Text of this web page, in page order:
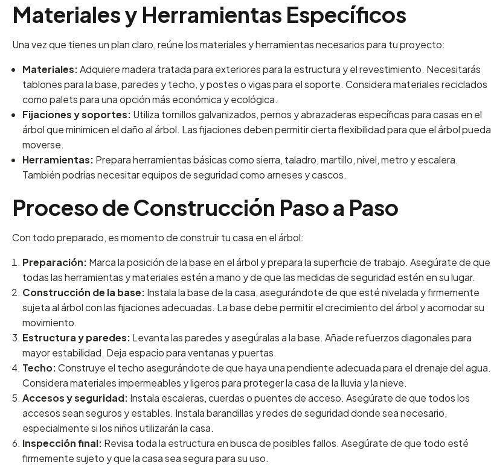
Materiales y Herramientas Específicos
Una vez que tienes un plan claro, reúne los materiales y herramientas necesarios para tu proyecto:
Materiales:Adquiere madera tratada para exteriores para la estructura y el revestimiento. Necesitarás
tablones para la base, paredes y techo, y postes o vigas para el soporte. Considera materiales reciclados
como palets para una opción más económica y ecológica.
Fijaciones y soportes: Utiliza tornillos galvanizados, pernos y abrazaderas específicas para casas en el
árbol que minimicen el daño al árbol. Las fijaciones deben permitir cierta flexibilidad para que el árbol pueda
moverse.
Herramientas: Prepara herramientas básicas como sierra, taladro, martillo, nivel, metro y escalera.
También podrías necesitar equipos de seguridad como arneses y cascos.
Proceso de Construcción Paso a Paso
Con todo preparado, es momento de construir tu casa en el árbol:
Preparación: Marca la posición de la base en el árbol y prepara la superficie de trabajo. Asegúrate de que
todas las herramientas y materiales estén a mano y de que las medidas de seguridad estén en su lugar.
Construcción de la base: Instala la base de la casa, asegurándote de que esté nivelada y firmemente
sujeta al árbol con las fijaciones adecuadas. La base debe permitir el crecimiento del árbol y acomodar su
movimiento.
Estructura y paredes: Levanta las paredes y asegúralas a la base. Añade refuerzos diagonales para
mayor estabilidad. Deja espacio para ventanas y puertas.
Techo:Construye el techo asegurándote de que haya una pendiente adecuada para el drenaje del agua.
Considera materiales impermeables y ligeros para proteger la casa de la lluvia y la nieve.
Accesos y seguridad: Instala escaleras, cuerdas o puentes de acceso. Asegúrate de que todos los
accesos sean seguros y estables. Instala barandillas y redes de seguridad donde sea necesario,
especialmente si los niños utilizarán la casa.
Inspección final: Revisa toda la estructura en busca de posibles fallos. Asegúrate de que todo esté
firmemente sujeto y que la casa sea segura para su uso.